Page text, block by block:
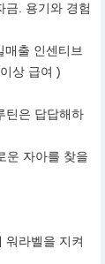
금. 용기와 경험
출 인센티브
상 급여 )
틴은 답답해하
운 자아를 찾을
워라벨을 지켜